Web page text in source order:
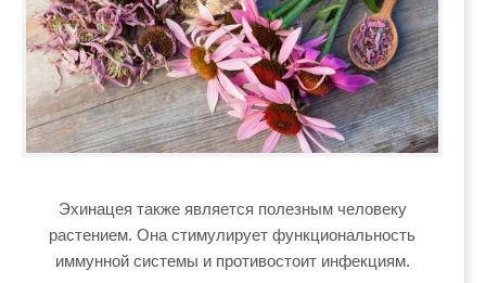
Эхинацея также является полезным человеку
растением. Она стимулирует функциональность
иммунной системы и противостоит инфекциям.